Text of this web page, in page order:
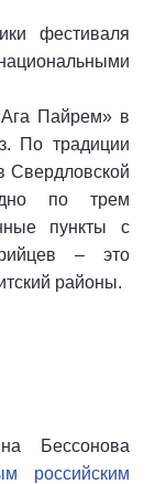
фестиваля
Пайрем» в
По традиции
Свердловской
по трем
пункты с
– это
районы.
Бессонова
российским